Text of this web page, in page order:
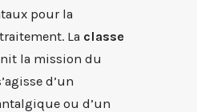
pour la
La classe
la mission du
d’un
ou d’un